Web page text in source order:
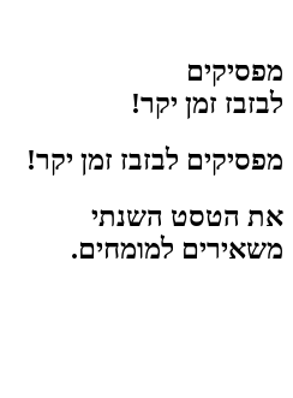
מפסיקים
לבזבז זמן יקר!
מפסיקים לבזבז זמן יקר!
את הטסט השנתי
משאירים למומחים.